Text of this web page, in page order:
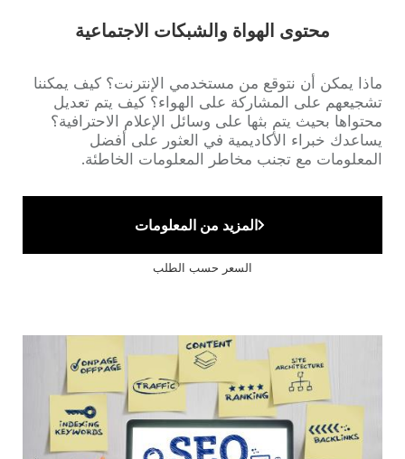
محتوى الهواة والشبكات الاجتماعية
Accroche
ماذا يمكن أن نتوقع من مستخدمي الإنترنت؟ كيف يمكننا
تشجيعهم على المشاركة على الهواء؟ كيف يتم تعديل
محتواها بحيث يتم بثها على وسائل الإعلام الاحترافية؟
يساعدك خبراء الأكاديمية في العثور على أفضل
المعلومات مع تجنب مخاطر المعلومات الخاطئة.
المزيد من المعلومات
السعر حسب الطلب
illustration